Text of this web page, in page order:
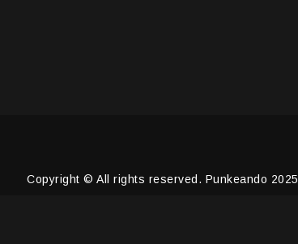
Copyright © All rights reserved. Punkeando 2025